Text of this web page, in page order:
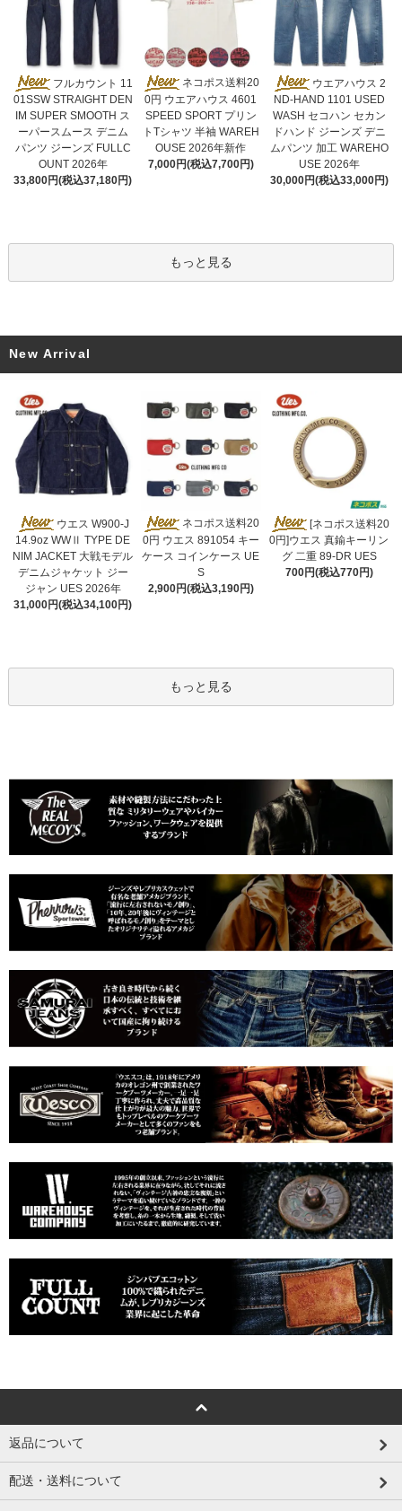
フルカウント 11
01SSW STRAIGHT DEN
IM SUPER SMOOTH ス
ーパースムース デニム
パンツ ジーンズ FULLC
OUNT 2026年
33,800円(税込37,180円)
ネコポス送料20
0円 ウエアハウス 4601
SPEED SPORT プリン
トTシャツ 半袖 WAREH
OUSE 2026年新作
7,000円(税込7,700円)
ウエアハウス 2
ND-HAND 1101 USED
WASH セコハン セカン
ドハンド ジーンズ デニ
ムパンツ 加工 WAREHO
USE 2026年
30,000円(税込33,000円)
もっと見る
New Arrival
ウエス W900-J
14.9oz WWⅡ TYPE DE
NIM JACKET 大戦モデル
デニムジャケット ジー
ジャン UES 2026年
31,000円(税込34,100円)
ネコポス送料20
0円 ウエス 891054 キー
ケース コインケース UE
S
2,900円(税込3,190円)
[ネコポス送料20
0円]ウエス 真鍮キーリン
グ 二重 89-DR UES
700円(税込770円)
もっと見る
返品について
配送・送料について